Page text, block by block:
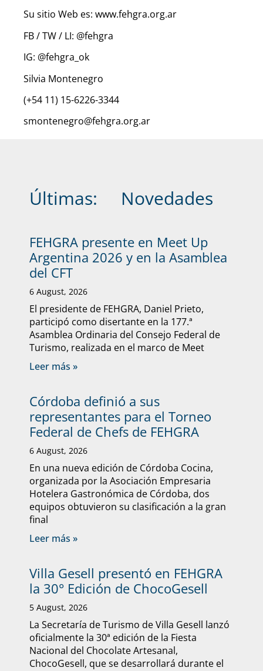
Su sitio Web es: www.fehgra.org.ar
FB / TW / LI: @fehgra
IG: @fehgra_ok
Silvia Montenegro
(+54 11) 15-6226-3344
smontenegro@fehgra.org.ar
Últimas: Novedades
FEHGRA presente en Meet Up
Argentina 2026 y en la Asamblea
del CFT
6 August, 2026
El presidente de FEHGRA, Daniel Prieto,
participó como disertante en la 177.ª
Asamblea Ordinaria del Consejo Federal de
Turismo, realizada en el marco de Meet
Leer más »
Córdoba definió a sus
representantes para el Torneo
Federal de Chefs de FEHGRA
6 August, 2026
En una nueva edición de Córdoba Cocina,
organizada por la Asociación Empresaria
Hotelera Gastronómica de Córdoba, dos
equipos obtuvieron su clasificación a la gran
final
Leer más »
Villa Gesell presentó en FEHGRA
la 30° Edición de ChocoGesell
5 August, 2026
La Secretaría de Turismo de Villa Gesell lanzó
oficialmente la 30ª edición de la Fiesta
Nacional del Chocolate Artesanal,
ChocoGesell, que se desarrollará durante el